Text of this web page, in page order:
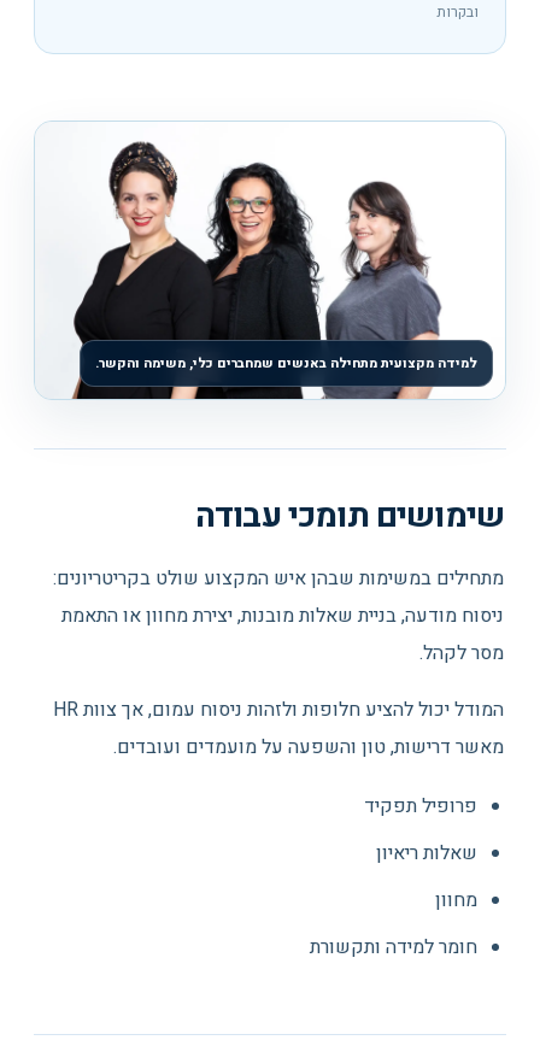
ובקרות
למידה מקצועית מתחילה באנשים שמחברים כלי, משימה והקשר.
שימושים תומכי עבודה
מתחילים במשימות שבהן איש המקצוע שולט בקריטריונים:
ניסוח מודעה, בניית שאלות מובנות, יצירת מחוון או התאמת
מסר לקהל.
המודל יכול להציע חלופות ולזהות ניסוח עמום, אך צוות HR
מאשר דרישות, טון והשפעה על מועמדים ועובדים.
פרופיל תפקיד
שאלות ריאיון
מחוון
חומר למידה ותקשורת